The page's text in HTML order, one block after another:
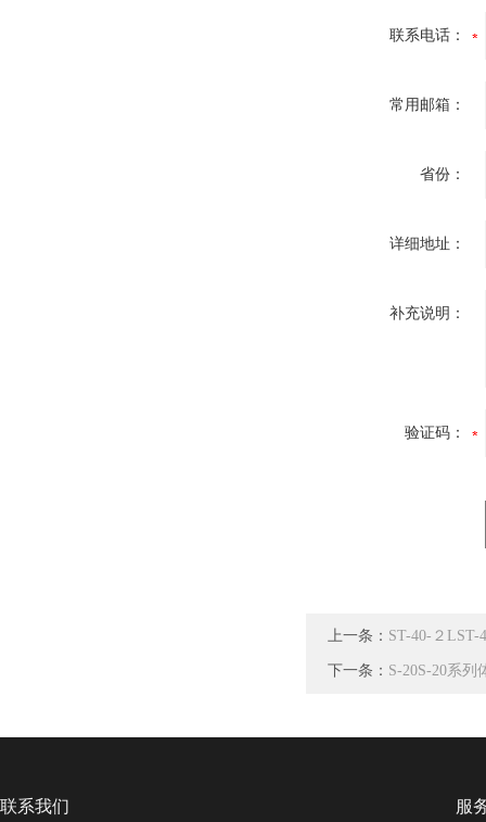
联系电话：
常用邮箱：
省份：
详细地址：
补充说明：
验证码：
上一条： ST-40-２LST-
下一条： S-20S-20系列
联系我们 服